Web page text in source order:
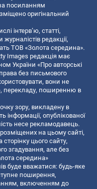
посиланням
оригінальний
інтерв’ю, статті,
редакції,
ТОВ «Золота середина».
Images редакція має
України «Про авторські
без письмового
вони не
перекладу, поширенню в
зору, викладену в
інформації, опублікованої
несе рекламодавець.
на цьому сайті,
цього сайту,
згадування, але без
середина»
буде вважатися: будь-яке
поширення,
включенням до